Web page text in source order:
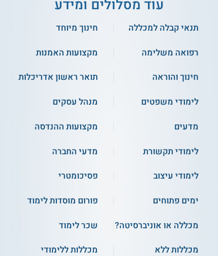
עוד מסלולים ומידע
תנאי קבלה למכללה
חינוך מיוחד
רפואה משלימה
מקצועות האמנות
חינוך והוראה
תואר ראשון אדריכלות
לימודי משפטים
מנהל עסקים
מדעים
מקצועות ההנדסה
לימודי תקשורת
מדעי החברה
לימודי עיצוב
פסיכומטרי
ימים פתוחים
פורום מוסדות לימוד
מכללה או אוניברסיטה?
שכר לימוד
מכללות ללא
מכללות ללימודי